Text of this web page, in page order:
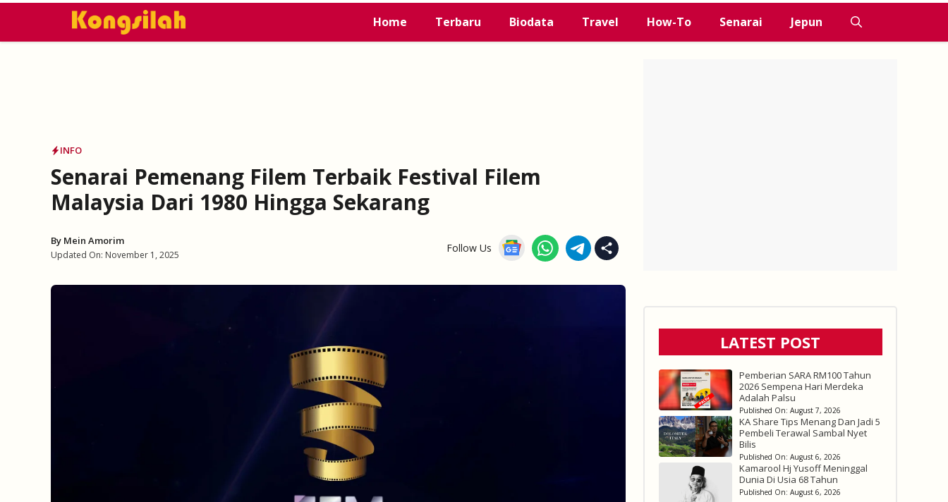
Home Terbaru Biodata Travel How-To Senarai Jepun
INFO
Senarai Pemenang Filem Terbaik Festival Filem
Malaysia Dari 1980 Hingga Sekarang
By Mein Amorim
Updated On: November 1, 2025
Follow Us
LATEST POST
Pemberian SARA RM100 Tahun
2026 Sempena Hari Merdeka
Adalah Palsu
Published On: August 7, 2026
KA Share Tips Menang Dan Jadi 5
Pembeli Terawal Sambal Nyet
Bilis
Published On: August 6, 2026
Kamarool Hj Yusoff Meninggal
Dunia Di Usia 68 Tahun
Published On: August 6, 2026